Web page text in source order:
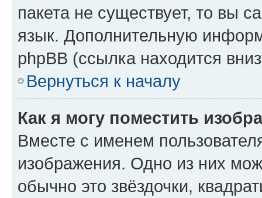
пакета не существует, то вы
язык. Дополнительную
phpBB (ссылка находится
Вернуться к началу
Как я могу поместить
Вместе с именем
изображения. Одно из них
обычно это звёздочки,